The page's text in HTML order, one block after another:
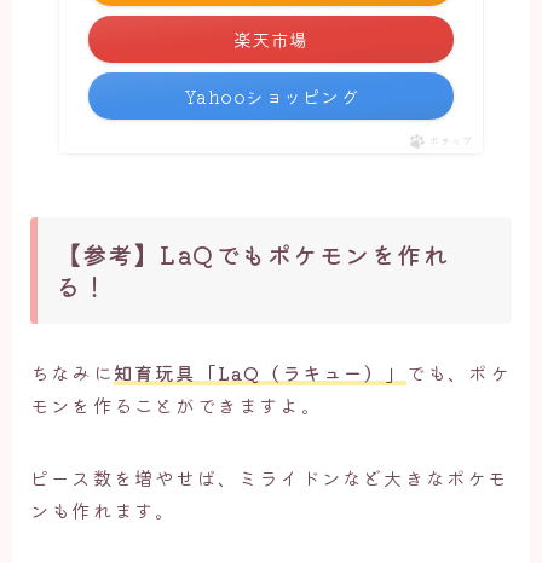
楽天市場
Yahooショッピング
ポチップ
【参考】LaQでもポケモンを作れ
る！
ちなみに知育玩具「LaQ（ラキュー）」 でも、ポケ
モンを作ることができますよ。
ピース数を増やせば、ミライドンなど大きなポケモ
ンも作れます。